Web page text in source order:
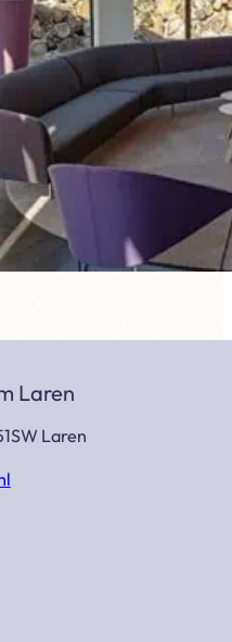
Laren
Laren